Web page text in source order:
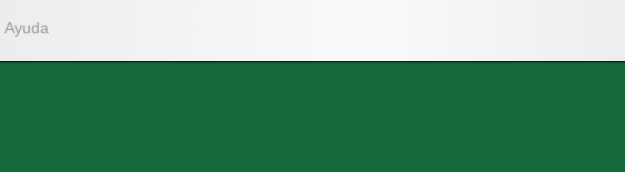
Ayuda